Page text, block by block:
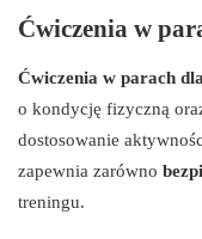
Ćwiczenia w
Ćwiczenia w parach
o kondycję fizyczną
dostosowanie
zapewnia zarówno
treningu.